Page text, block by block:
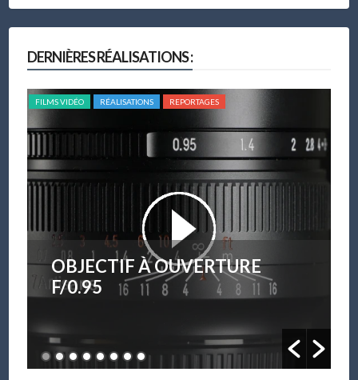
DERNIÈRES RÉALISATIONS :
FILMS VIDÉO RÉALISATIONS REPORTAGES
OBJECTIF À OUVERTURE
F/0.95